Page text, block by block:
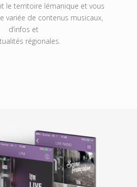
le territoire lémanique et vous
variée de contenus musicaux,
d’infos et
régionales.